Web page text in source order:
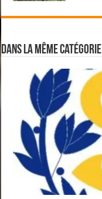
Dans la même catégorie